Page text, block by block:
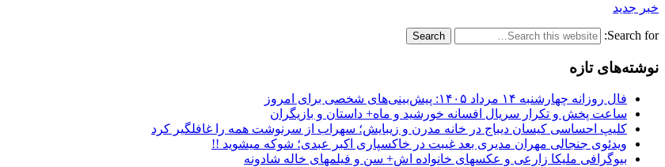
خبر جدید
Search for:
نوشته‌های تازه
فال روزانه چهارشنبه ۱۴ مرداد ۱۴۰۵: پیش‌بینی‌های شخصی برای امروز
ساعت پخش و تکرار سریال افسانه خورشید و ماه+ داستان و بازیگران
کلیپ احساسی کیسان دیباج در خانه مدرن و زیبایش؛ سهراب از سرنوشت همه را غافلگیر کرد
ویدئوی جنجالی مهران مدیری بعد غیبت در خاکسپاری اکبر عبدی؛ شوکه میشوید !!
بیوگرافی ملیکا زارعی و عکسهای خانواده اش+ سن و فیلمهای خاله شادونه